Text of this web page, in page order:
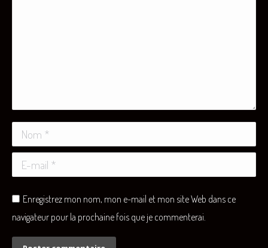
Nom *
E-mail *
Enregistrez mon nom, mon e-mail et mon site Web dans ce
navigateur pour la prochaine fois que je commenterai.